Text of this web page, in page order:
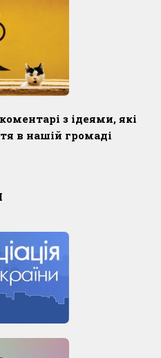
з ідеями, які
в нашій громаді